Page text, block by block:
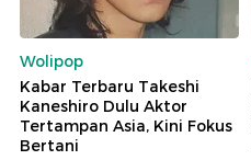
Wolipop
Kabar Terbaru Takeshi
Kaneshiro Dulu Aktor
Tertampan Asia, Kini Fokus
Bertani